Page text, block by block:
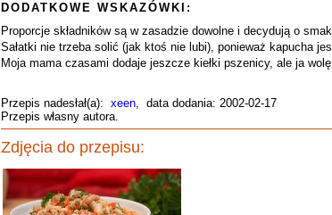
DODATKOWE WSKAZÓWKI:
Proporcje składników są w zasadzie dowolne i decydują o
Sałatki nie trzeba solić (jak ktoś nie lubi), ponieważ kapucha
Moja mama czasami dodaje jeszcze kiełki pszenicy, ale ja
Przepis nadesłał(a): xeen, data dodania: 2002-02-17
Przepis własny autora.
Zdjęcia do przepisu: